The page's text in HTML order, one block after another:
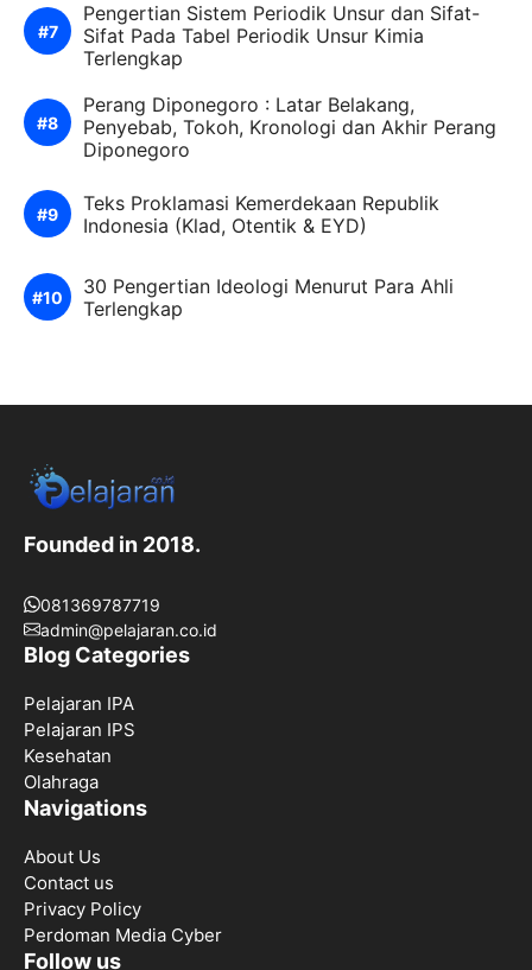
Pengertian Sistem Periodik Unsur dan Sifat-
Sifat Pada Tabel Periodik Unsur Kimia
Terlengkap
Perang Diponegoro : Latar Belakang,
Penyebab, Tokoh, Kronologi dan Akhir Perang
Diponegoro
Teks Proklamasi Kemerdekaan Republik
Indonesia (Klad, Otentik & EYD)
30 Pengertian Ideologi Menurut Para Ahli
Terlengkap
Founded in 2018.
081369787719
admin@pelajaran.co.id
Blog Categories
Pelajaran IPA
Pelajaran IPS
Kesehatan
Olahraga
Navigations
About Us
Contact us
Privacy Policy
Perdoman Media Cyber
Follow us